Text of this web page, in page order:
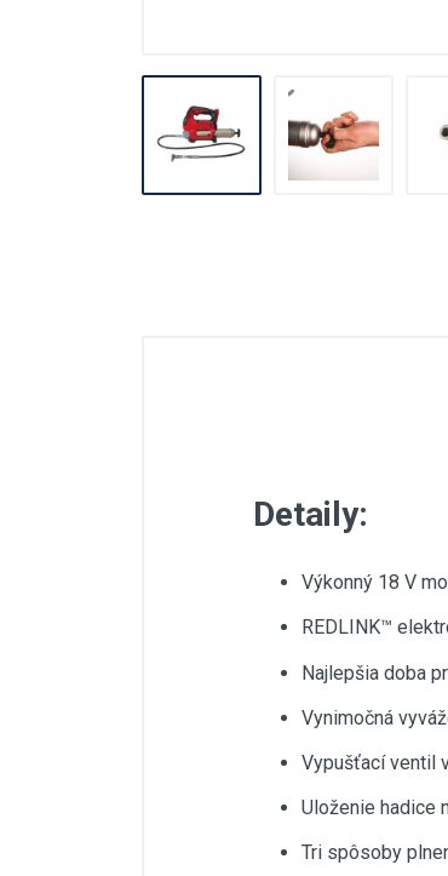
Ventilácia
Záhradné náradie
Detaily:
Výkonný 18 V
REDLINK™
Najlepšia doba
Vynimočná
Vypušťací ventil
Uloženie hadice
Tri spôsoby